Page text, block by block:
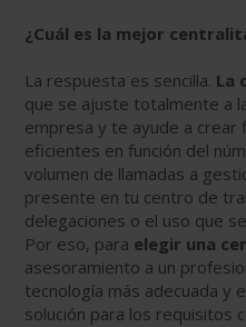
¿Cuál es la mejor
La respuesta es sencilla. La
que se ajuste totalmente a
empresa y te ayude a crear
eficientes en función del
volumen de llamadas a
presente en tu centro de
delegaciones o el uso que
Por eso, para elegir una
asesoramiento a un
tecnología más adecuada y
solución para los requisitos